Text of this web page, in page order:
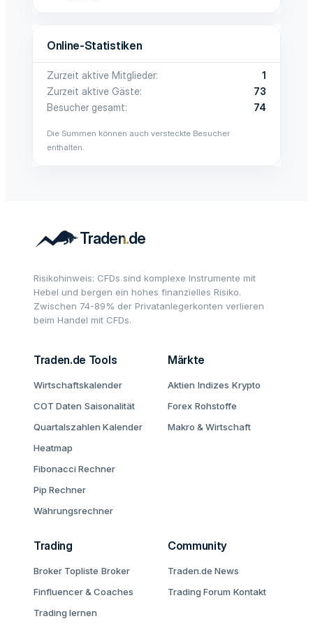
Online-Statistiken
Zurzeit aktive Mitglieder
1
Zurzeit aktive Gäste
73
Besucher gesamt
74
Die Summen können auch versteckte Besucher
enthalten.
Risikohinweis: CFDs sind komplexe Instrumente mit
Hebel und bergen ein hohes finanzielles Risiko.
Zwischen 74-89% der Privatanlegerkonten verlieren
beim Handel mit CFDs.
Traden.de Tools
Wirtschaftskalender
COT Daten Saisonalität
Quartalszahlen Kalender
Heatmap
Fibonacci Rechner
Pip Rechner
Währungsrechner
Märkte
Aktien Indizes Krypto
Forex Rohstoffe
Makro & Wirtschaft
Trading
Broker Topliste Broker
Finfluencer & Coaches
Trading lernen
Community
Traden.de News
Trading Forum Kontakt